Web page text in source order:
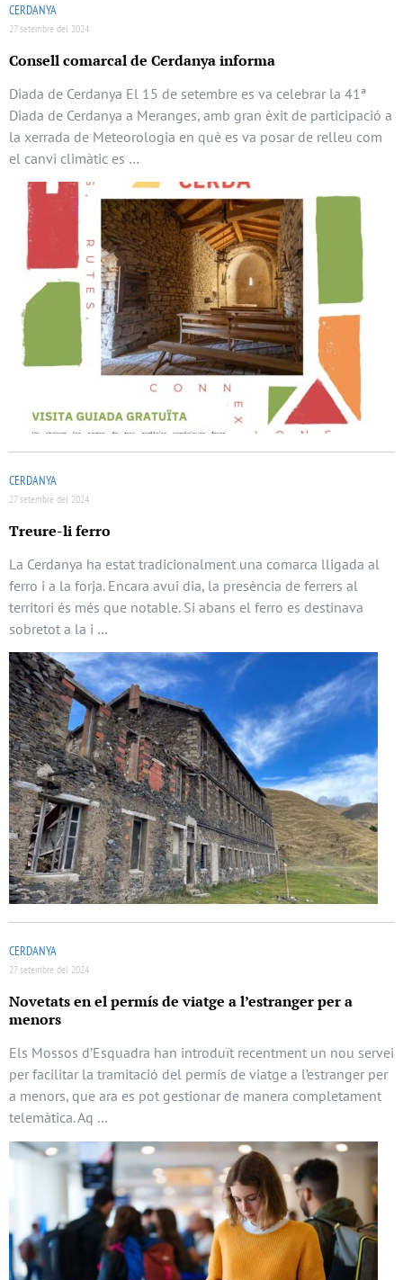
CERDANYA
27 setembre del 2024
Consell comarcal de Cerdanya informa
Diada de Cerdanya El 15 de setembre es va celebrar la 41ª
Diada de Cerdanya a Meranges, amb gran èxit de participació a
la xerrada de Meteorologia en què es va posar de relleu com
el canvi climàtic es …
CERDANYA
27 setembre del 2024
Treure-li ferro
La Cerdanya ha estat tradicionalment una comarca lligada al
ferro i a la forja. Encara avui dia, la presència de ferrers al
territori és més que notable. Si abans el ferro es destinava
sobretot a la i …
CERDANYA
27 setembre del 2024
Novetats en el permís de viatge a l’estranger per a
menors
Els Mossos d’Esquadra han introduït recentment un nou servei
per facilitar la tramitació del permís de viatge a l’estranger per
a menors, que ara es pot gestionar de manera completament
telemàtica. Aq …